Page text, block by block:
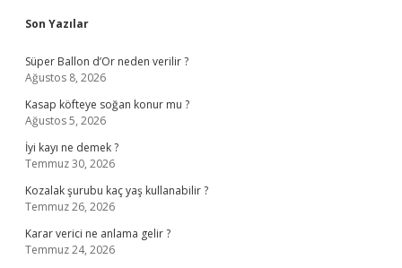
Sidebar
Son Yazılar
Süper Ballon d’Or neden verilir ?
Ağustos 8, 2026
Kasap köfteye soğan konur mu ?
Ağustos 5, 2026
İyi kayı ne demek ?
Temmuz 30, 2026
Kozalak şurubu kaç yaş kullanabilir ?
Temmuz 26, 2026
Karar verici ne anlama gelir ?
Temmuz 24, 2026